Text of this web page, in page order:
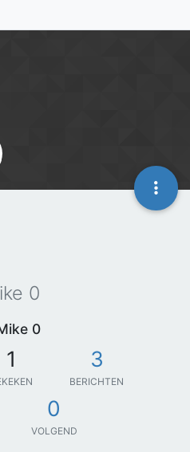
0
0
1 3
BERICHTEN
0
VOLGEND